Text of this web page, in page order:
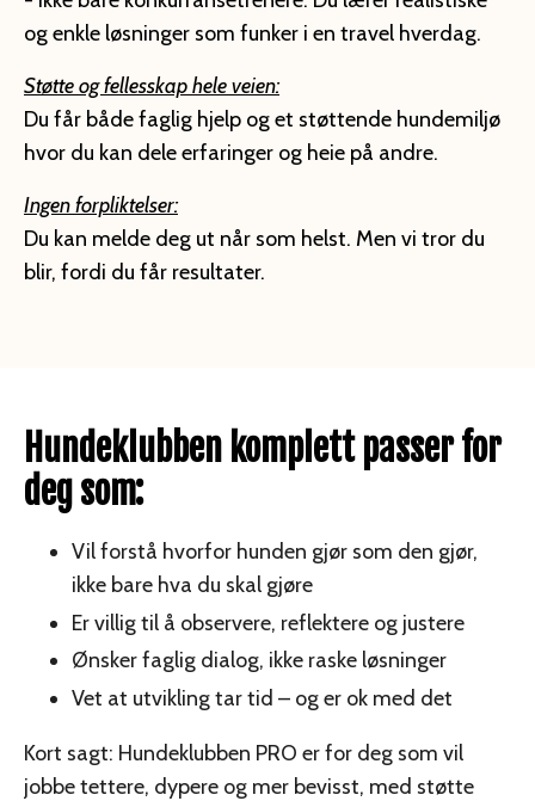
og enkle løsninger som funker i en travel hverdag.
Støtte og fellesskap hele veien:
Du får både faglig hjelp og et støttende hundemiljø
hvor du kan dele erfaringer og heie på andre.
Ingen forpliktelser:
Du kan melde deg ut når som helst. Men vi tror du
blir, fordi du får resultater.
Hundeklubben komplettpasser for
deg som:
Vil forstå hvorfor hunden gjør som den gjør,
ikke bare hva du skal gjøre
Er villig til å observere, reflektere og justere
Ønsker faglig dialog, ikke raske løsninger
Vet at utvikling tar tid – og er ok med det
Kort sagt: Hundeklubben PRO er for deg som vil
jobbe tettere, dypere og mer bevisst, med støtte